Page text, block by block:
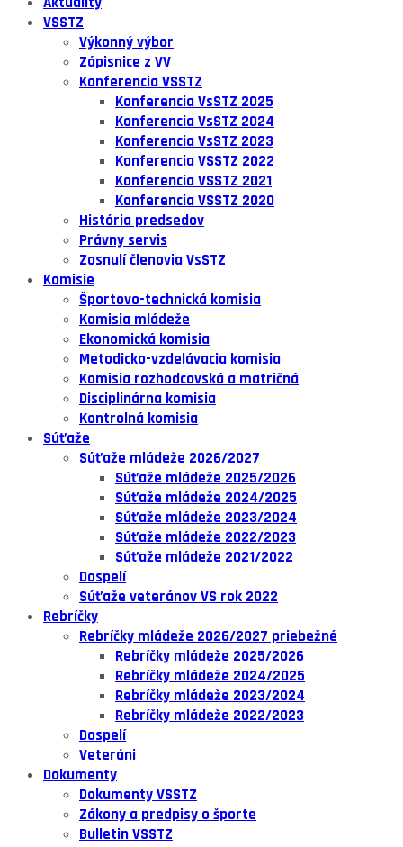
VSSTZ
Výkonný výbor
Zápisnice z VV
Konferencia VSSTZ
Konferencia VsSTZ 2025
Konferencia VsSTZ 2024
Konferencia VsSTZ 2023
Konferencia VSSTZ 2022
Konferencia VSSTZ 2021
Konferencia VSSTZ 2020
História predsedov
Právny servis
Zosnulí členovia VsSTZ
Komisie
Športovo-technická komisia
Komisia mládeže
Ekonomická komisia
Metodicko-vzdelávacia komisia
Komisia rozhodcovská a matričná
Disciplinárna komisia
Kontrolná komisia
Súťaže
Súťaže mládeže 2026/2027
Súťaže mládeže 2025/2026
Súťaže mládeže 2024/2025
Súťaže mládeže 2023/2024
Súťaže mládeže 2022/2023
Súťaže mládeže 2021/2022
Dospelí
Súťaže veteránov VS rok 2022
Rebríčky
Rebríčky mládeže 2026/2027 priebežné
Rebríčky mládeže 2025/2026
Rebríčky mládeže 2024/2025
Rebríčky mládeže 2023/2024
Rebríčky mládeže 2022/2023
Dospelí
Veteráni
Dokumenty
Dokumenty VSSTZ
Zákony a predpisy o športe
Bulletin VSSTZ